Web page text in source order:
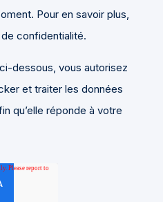
Pour en savoir plus,
confidentialité.
dessous, vous autorisez
et traiter les données
qu’elle réponde à votre